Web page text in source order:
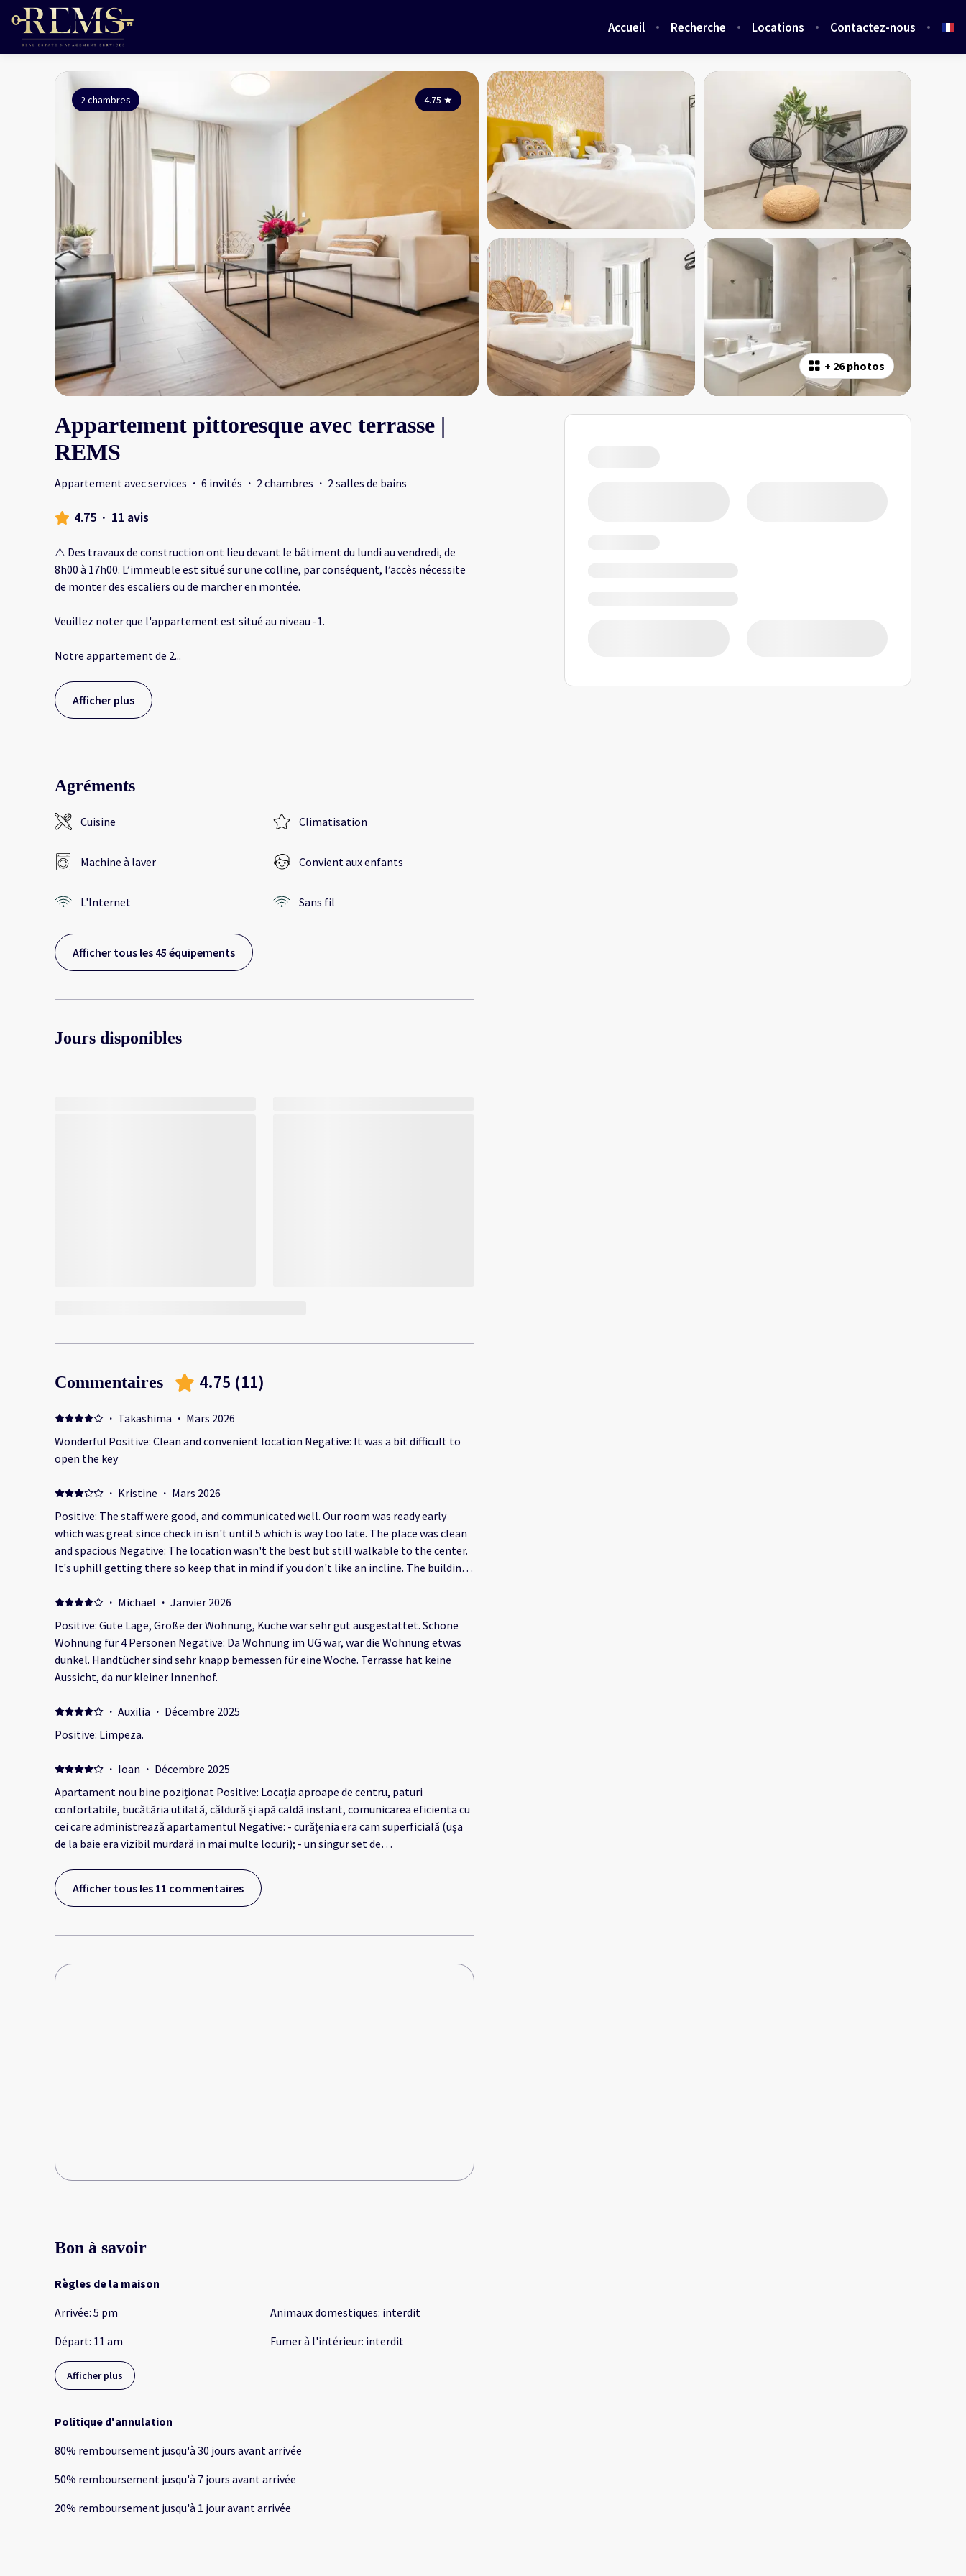
Accueil Recherche Locations Contactez-nous
+ 26 photos
4.75 ★
2 chambres
Appartement pittoresque avec terrasse |
REMS
Appartement avec services · 6 invités · 2 chambres · 2 salles de bains
4.75 · 11 avis
⚠️ Des travaux de construction ont lieu devant le bâtiment du lundi au vendredi, de
8h00 à 17h00. L’immeuble est situé sur une colline, par conséquent, l’accès nécessite
de monter des escaliers ou de marcher en montée.
Veuillez noter que l'appartement est situé au niveau -1.
Notre appartement de 2...
Afficher plus
Agréments
Cuisine Climatisation
Machine à laver Convient aux enfants
L'Internet Sans fil
Afficher tous les 45 équipements
Jours disponibles
Commentaires 4.75 (11)
· Takashima · Mars 2026
Wonderful Positive: Clean and convenient location Negative: It was a bit difficult to
open the key
· Kristine · Mars 2026
Positive: The staff were good, and communicated well. Our room was ready early
which was great since check in isn't until 5 which is way too late. The place was clean
and spacious Negative: The location wasn't the best but still walkable to the center.
It's uphill getting there so keep that in mind if you don't like an incline. The building
spot in the evening for some undesirable people. The little patio would be nice if
there were direct sun but other than that it's useless.
· Michael · Janvier 2026
Positive: Gute Lage, Größe der Wohnung, Küche war sehr gut ausgestattet. Schöne
Wohnung für 4 Personen Negative: Da Wohnung im UG war, war die Wohnung etwas
dunkel. Handtücher sind sehr knapp bemessen für eine Woche. Terrasse hat keine
Aussicht, da nur kleiner Innenhof.
· Auxilia · Décembre 2025
Positive: Limpeza.
· Ioan · Décembre 2025
Apartament nou bine poziționat Positive: Locația aproape de centru, paturi
confortabile, bucătăria utilată, căldură și apă caldă instant, comunicarea eficienta cu
cei care administrează apartamentul Negative: - curățenia era cam superficială (ușa
de la baie era vizibil murdară in mai multe locuri); - un singur set de
aspire/golească coșurile ținând cont că am stat 6 zile; s-a adunat foarte mult
puf/praf (După o zi întreaga petrecută in explorare, cu peste 20.000 de pași zilnic la
Afficher tous les 11 commentaires
Bon à savoir
Règles de la maison
Arrivée: 5 pm
Départ: 11 am
Animaux domestiques: interdit
Fumer à l'intérieur: interdit
Afficher plus
Politique d'annulation
80% remboursement jusqu'à 30 jours avantarrivée
50% remboursement jusqu'à 7 jours avantarrivée
20% remboursement jusqu'à 1 jouravantarrivée